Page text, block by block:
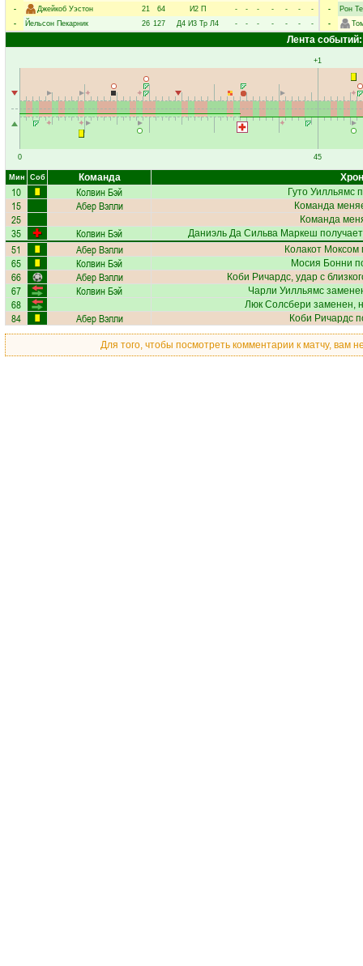
-
Джейкоб Уэстон 21 64 И2 П - - - - - -
-
-
Йельсон Пекарник 26 127 Д4 И3 Тр Л4 - - - - - - -
-
Рон
-
Лента событий:
0
+1
45
Мин Соб Команда
10 Колвин Бэй Гуто Уилльямс
15 Абер Вэлли Команда
25 Команда
35 Колвин Бэй Даниэль Да Сильва Маркеш
51 Абер Вэлли Колакот Моксом
65 Колвин Бэй Мосия Бонни
66 Абер Вэлли Коби Ричардс, удар с
67 Колвин Бэй Чарли Уилльямс
68 Люк Солсбери заменен,
84 Абер Вэлли Коби Ричардс
Для того, чтобы посмотреть комментарии к матчу, вам